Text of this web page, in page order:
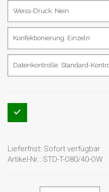
Lieferfrist: Sofort verfügbar
Artikel-Nr.: STD-T-O80/40-OW